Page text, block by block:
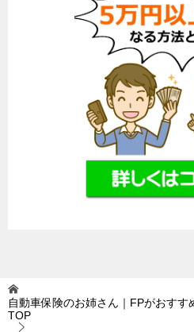
自動車保険のお姉さん｜FPがおす
TOP